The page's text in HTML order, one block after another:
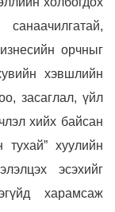
орчныг
хэвшлийн
засаглал, үйл
хийх байсан
хуулийн
эсэхийг
харамсаж